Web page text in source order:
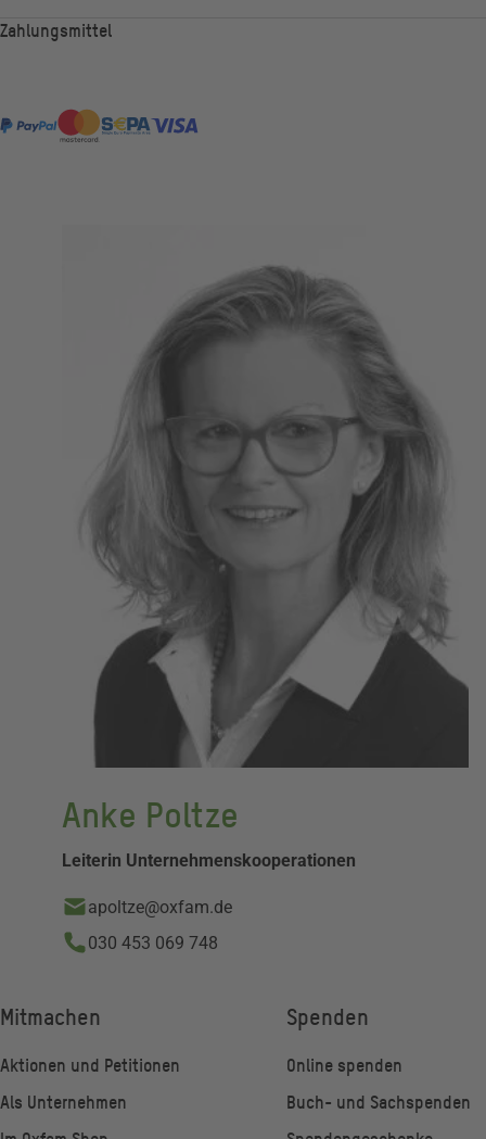
Zahlungsmittel
Anke Poltze
Leiterin Unternehmenskooperationen
apoltze@oxfam.de
030 453 069 748
Fußzeile
Mitmachen
Aktionen und Petitionen
Als Unternehmen
Spenden
Online spenden
Buch- und Sachspenden